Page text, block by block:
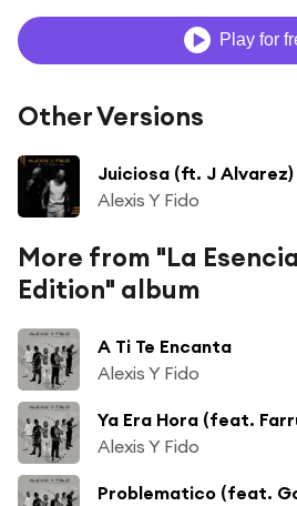
Play for
Other Versions
Juiciosa (ft. J Alvarez)
Alexis Y Fido
More from "La
Edition" album
A Ti Te Encanta
Alexis Y Fido
Ya Era Hora (feat.
Alexis Y Fido
Problematico (feat.